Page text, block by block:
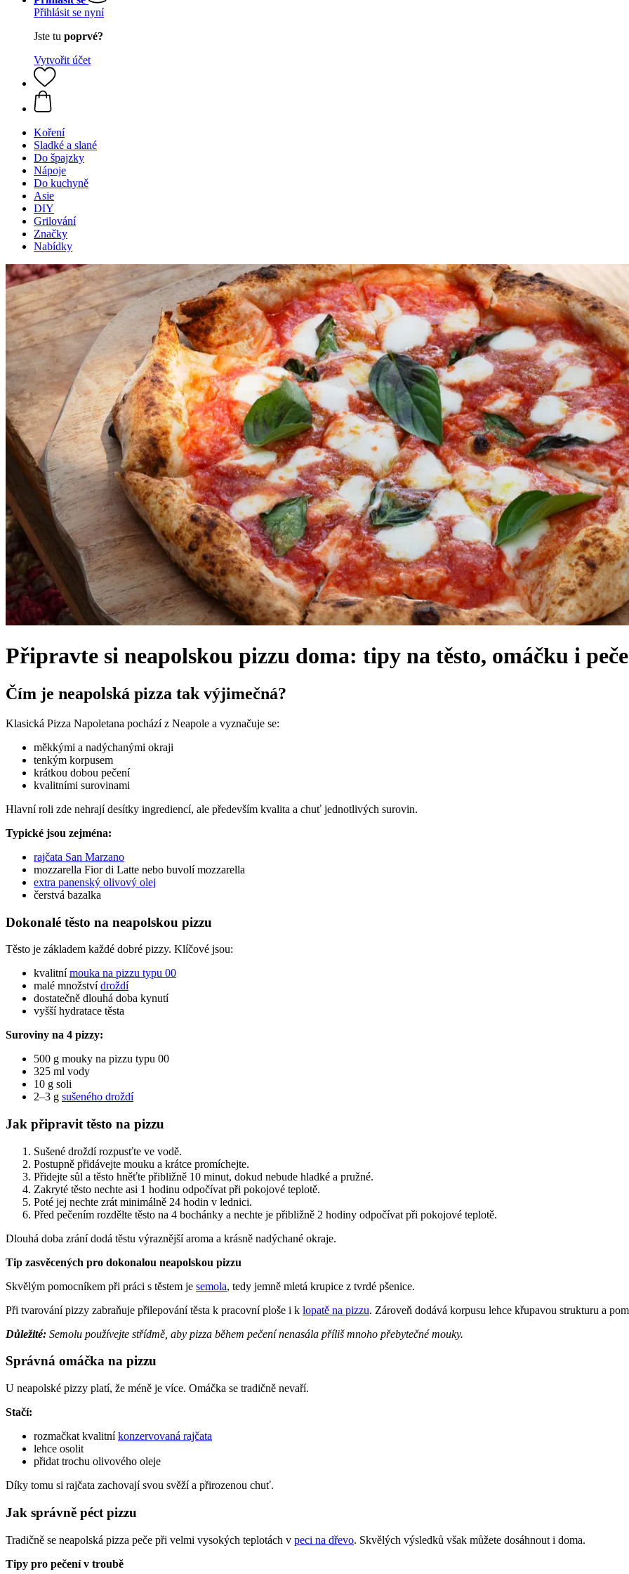
Přihlásit se nyní
Jste tu poprvé?
Vytvořit účet
Koření
Sladké a slané
Do špajzky
Nápoje
Do kuchyně
Asie
DIY
Grilování
Značky
Nabídky
Připravte si neapolskou pizzu doma: tipy na těsto, omáčku i
Čím je neapolská pizza tak výjimečná?
Klasická Pizza Napoletana pochází z Neapole a vyznačuje se:
měkkými a nadýchanými okraji
tenkým korpusem
krátkou dobou pečení
kvalitními surovinami
Hlavní roli zde nehrají desítky ingrediencí, ale především kvalita a chuť jednotlivých surovin.
Typické jsou zejména:
rajčata San Marzano
mozzarella Fior di Latte nebo buvolí mozzarella
extra panenský olivový olej
čerstvá bazalka
Dokonalé těsto na neapolskou pizzu
Těsto je základem každé dobré pizzy. Klíčové jsou:
kvalitnímouka na pizzu typu 00
malé množstvídroždí
dostatečně dlouhá doba kynutí
vyšší hydratace těsta
Suroviny na 4 pizzy:
500 g mouky na pizzu typu 00
325 ml vody
10 g soli
2–3 g sušeného droždí
Jak připravit těsto na pizzu
Sušené droždí rozpusťte ve vodě.
Postupně přidávejte mouku a krátce promíchejte.
Přidejte sůl a těsto hněťte přibližně 10 minut, dokud nebude hladké a pružné.
Zakryté těsto nechte asi 1 hodinu odpočívat při pokojové teplotě.
Poté jej nechte zrát minimálně 24 hodin v lednici.
Před pečením rozdělte těsto na 4 bochánky a nechte je přibližně 2 hodiny odpočívat při pokojové teplotě.
Dlouhá doba zrání dodá těstu výraznější aroma a krásně nadýchané okraje.
Tip zasvěcených pro dokonalou neapolskou pizzu
Skvělým pomocníkem při práci s těstem je semola, tedy jemně mletá krupice z tvrdé pšenice.
Při tvarování pizzy zabraňuje přilepování těsta k pracovní ploše i k lopatě na pizzu. Zároveň dodává korpusu lehce křupavou strukturu a
Důležité: Semolu používejte střídmě, aby pizza během pečení nenasála příliš mnoho přebytečné mouky.
Správná omáčka na pizzu
U neapolské pizzy platí, že méně je více. Omáčka se tradičně nevaří.
Stačí:
rozmačkat kvalitníkonzervovaná rajčata
lehce osolit
přidat trochu olivového oleje
Díky tomu si rajčata zachovají svou svěží a přirozenou chuť.
Jak správně péct pizzu
Tradičně se neapolská pizza peče při velmi vysokých teplotách v peci na dřevo. Skvělých výsledků však můžete dosáhnout i doma.
Tipy pro pečení v troubě